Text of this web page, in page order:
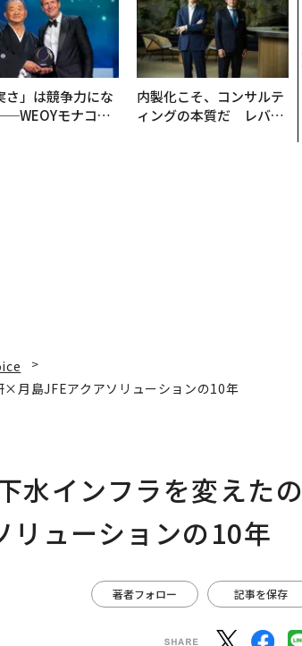
さ」は競争力にな
モナコで
内製化こそ、コンサルテ
ィングの本質だ レバレ
月島JFEアクアソリューションの10年
水インフラを変えたの
ューションの10年
著者フォロー 記事を保存